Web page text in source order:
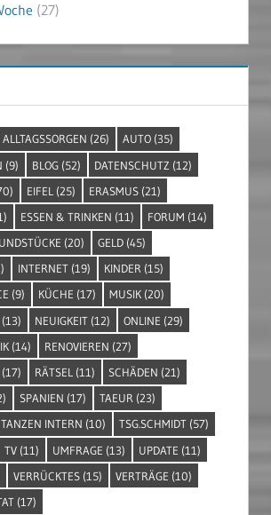
(27)
ALLTAGSSORGEN (26) AUTO (35)
(9) BLOG (52) DATENSCHUTZ (12)
EIFEL (25) ERASMUS (21)
ESSEN & TRINKEN (11) FORUM (14)
(20) GELD (45)
INTERNET (19) KINDER (15)
(9) KÜCHE (17) MUSIK (20)
(13) NEUIGKEIT (12) ONLINE (29)
(14) RENOVIEREN (27)
(17) RÄTSEL (11) SCHÄDEN (21)
SPANIEN (17) TAEUR (23)
TANZEN INTERN (10) TSG.SCHMIDT (57)
TV (11) UMFRAGE (13) UPDATE (11)
VERRÜCKTES (15) VERTRÄGE (10)
(17)